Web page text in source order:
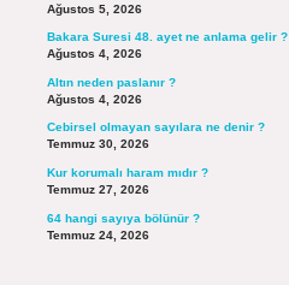
Ağustos 5, 2026
Bakara Suresi 48. ayet ne anlama gelir ?
Ağustos 4, 2026
Altın neden paslanır ?
Ağustos 4, 2026
Cebirsel olmayan sayılara ne denir ?
Temmuz 30, 2026
Kur korumalı haram mıdır ?
Temmuz 27, 2026
64 hangi sayıya bölünür ?
Temmuz 24, 2026